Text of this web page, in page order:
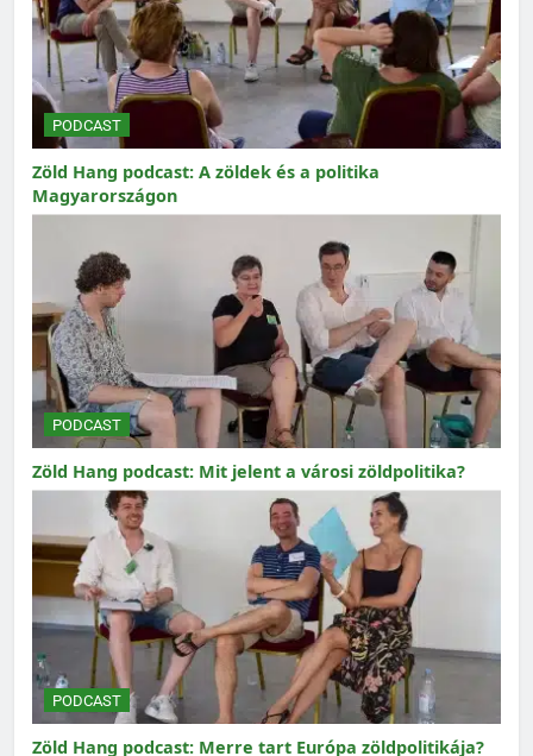
PODCAST
Zöld Hang podcast: A zöldek és a politika
Magyarországon
PODCAST
Zöld Hang podcast: Mit jelent a városi zöldpolitika?
PODCAST
Zöld Hang podcast: Merre tart Európa zöldpolitikája?